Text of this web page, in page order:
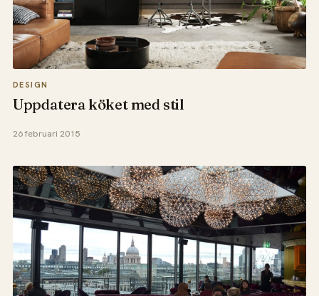
DESIGN
Uppdatera köket med stil
26 februari 2015